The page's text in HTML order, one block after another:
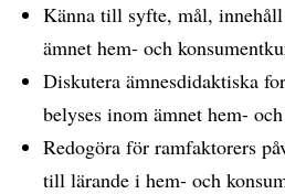
Känna till syfte, mål,
ämnet hem- och
Diskutera ämnesdidaktiska
belyses inom ämnet hem-
Redogöra för ramfaktorers
till lärande i hem- och